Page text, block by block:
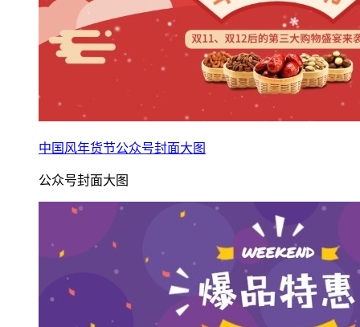
中国风年货节公众号封面大图
公众号封面大图